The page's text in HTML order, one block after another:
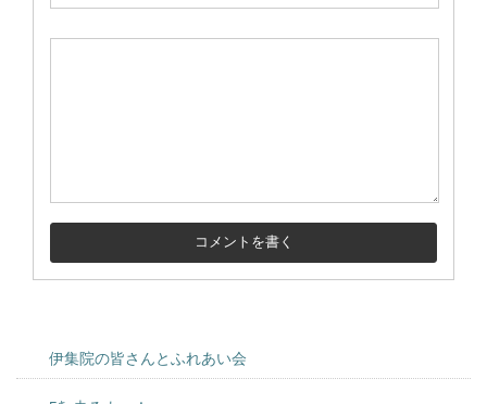
伊集院の皆さんとふれあい会